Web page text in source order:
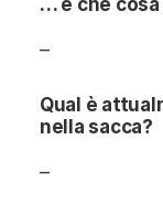
… e che
–
Qual è
nella sacca?
–